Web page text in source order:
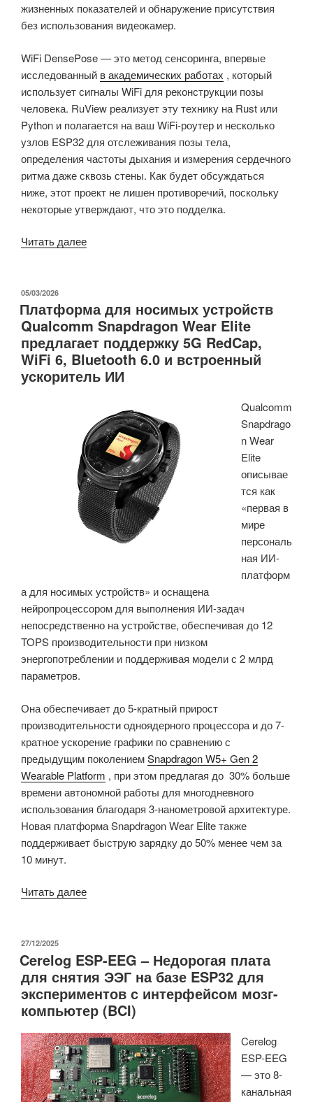
жизненных показателей и обнаружение присутствия
без использования видеокамер.
WiFi DensePose — это метод сенсоринга, впервые
исследованный в академических работах , который
использует сигналы WiFi для реконструкции позы
человека. RuView реализует эту технику на Rust или
Python и полагается на ваш WiFi-роутер и несколько
узлов ESP32 для отслеживания позы тела,
определения частоты дыхания и измерения сердечного
ритма даже сквозь стены. Как будет обсуждаться
ниже, этот проект не лишен противоречий, поскольку
некоторые утверждают, что это подделка.
Читать далее«Проект
узлы
ESP32
для
обнаружения
присутствия,
и
мониторинга
дыхания/
сердечного
ритма»
ОПУБЛИКОВАНО
05/03/2026
Платформа для носимых устройств
Qualcomm Snapdragon Wear Elite
предлагает поддержку 5G RedCap,
WiFi 6, Bluetooth 6.0 и встроенный
ускоритель ИИ
Qualcomm
Snapdrago
n Wear
Elite
описывае
тся как
«первая в
мире
персональ
ная ИИ-
платформ
а для носимых устройств» и оснащена
нейропроцессором для выполнения ИИ-задач
непосредственно на устройстве, обеспечивая до 12
TOPS производительности при низком
энергопотреблении и поддерживая модели с 2 млрд
параметров.
Она обеспечивает до 5-кратный прирост
производительности одноядерного процессора и до 7-
кратное ускорение графики по сравнению с
предыдущим поколениемSnapdragon W5+ Gen 2
Wearable Platform , при этом предлагая до 30% больше
времени автономной работы для многодневного
использования благодаря 3-нанометровой архитектуре.
Новая платформа Snapdragon Wear Elite также
поддерживает быструю зарядку до 50% менее чем за
10 минут.
Читать далее«Платформа
Qualcomm
Snapdragon
Wear
Elite
поддержку
5G
RedCap,
WiFi
ОПУБЛИКОВАНО
27/12/2025
Cerelog ESP-EEG – Недорогая плата
для снятия ЭЭГ на базе ESP32 для
экспериментов с интерфейсом мозг-
компьютер (BCI)
Cerelog
ESP-EEG
— это 8-
канальная